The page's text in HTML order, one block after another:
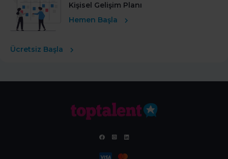
Kişisel Gelişim Planı
Hemen Başla
Ücretsiz Başla